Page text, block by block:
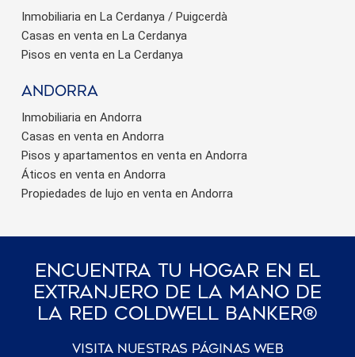
Inmobiliaria en La Cerdanya / Puigcerdà
Casas en venta en La Cerdanya
Pisos en venta en La Cerdanya
Andorra
Inmobiliaria en Andorra
Casas en venta en Andorra
Pisos y apartamentos en venta en Andorra
Áticos en venta en Andorra
Propiedades de lujo en venta en Andorra
Encuentra Tu Hogar En El
Extranjero De La Mano De
La Red Coldwell Banker®
Visita nuestras páginas web